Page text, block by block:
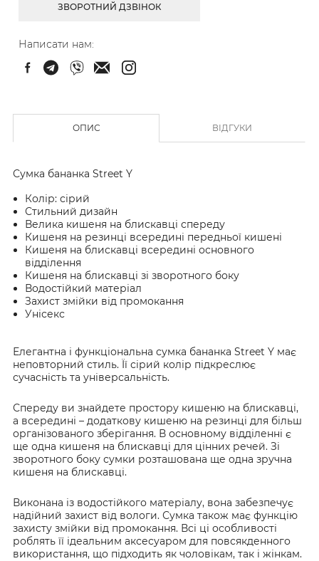
ЗВОРОТНИЙ ДЗВІНОК
Написати нам:
ОПИС ВІДГУКИ
Сумка бананка Street Y
Колір: сірий
Стильний дизайн
Велика кишеня на блискавці спереду
Кишеня на резинці всередині передньої кишені
Кишеня на блискавці всередині основного
відділення
Кишеня на блискавці зі зворотного боку
Водостійкий матеріал
Захист змійки від промокання
Унісекс
Елегантна і функціональна сумка бананка Street Y має
неповторний стиль. Її сірий колір підкреслює
сучасність та універсальність.
Спереду ви знайдете простору кишеню на блискавці,
а всередині – додаткову кишеню на резинці для більш
організованого зберігання. В основному відділенні є
ще одна кишеня на блискавці для цінних речей. Зі
зворотного боку сумки розташована ще одна зручна
кишеня на блискавці.
Виконана із водостійкого матеріалу, вона забезпечує
надійний захист від вологи. Сумка також має функцію
захисту змійки від промокання. Всі ці особливості
роблять її ідеальним аксесуаром для повсякденного
використання, що підходить як чоловікам, так і жінкам.